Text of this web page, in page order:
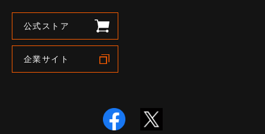
公式ストア
企業サイト